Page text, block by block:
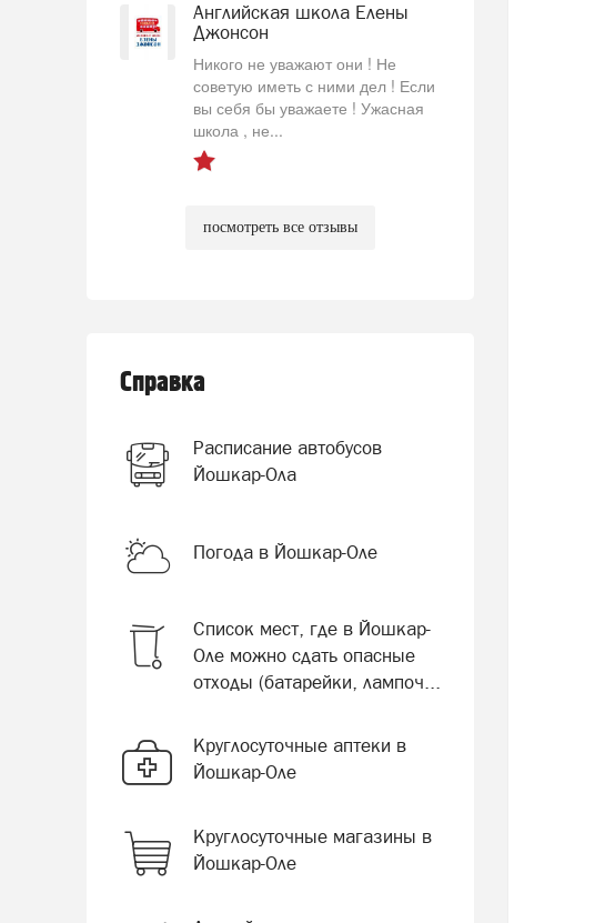
Английская школа Елены
Джонсон
Никого не уважают они ! Не
советую иметь с ними дел ! Если
вы себя бы уважаете ! Ужасная
школа , не...
посмотреть все отзывы
Справка
Расписание автобусов
Йошкар-Ола
Погода в Йошкар-Оле
Список мест, где в Йошкар-
Оле можно сдать опасные
отходы (батарейки, лампоч...
Круглосуточные аптеки в
Йошкар-Оле
Круглосуточные магазины в
Йошкар-Оле